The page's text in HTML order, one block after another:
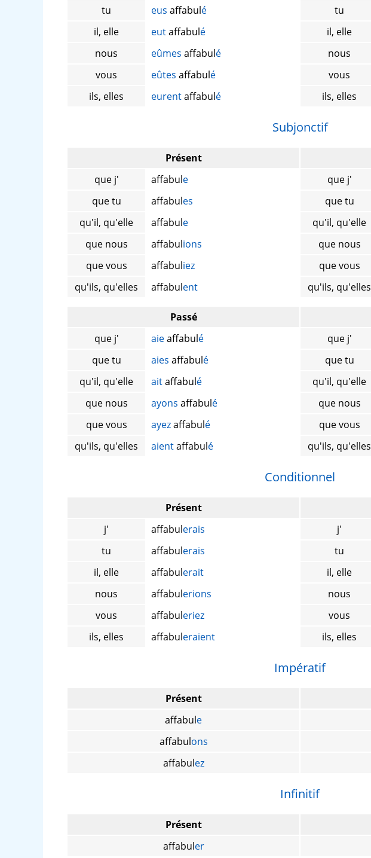
tu
eus affabulé
il, elle
eutaffabulé
nous
eûmes affabulé
vous
eûtes affabulé
ils, elles
eurentaffabulé
tu
il, elle
nous
vous
ils, elles
Subjonctif
Présent
que j'
affabule
que tu
affabules
qu'il, qu'elle
affabule
que nous
affabulions
que vous
affabuliez
qu'ils, qu'elles
affabulent
que j'
que tu
qu'il, qu'elle
que nous
que vous
qu'ils, qu'elles
Passé
que j'
aieaffabulé
que tu
aies affabulé
qu'il, qu'elle
aitaffabulé
que nous
ayons affabulé
que vous
ayezaffabulé
qu'ils, qu'elles
aientaffabulé
que j'
que tu
qu'il, qu'elle
que nous
que vous
qu'ils, qu'elles
Conditionnel
Présent
j'
affabulerais
tu
affabulerais
il, elle
affabulerait
nous
affabulerions
vous
affabuleriez
ils, elles
affabuleraient
j'
tu
il, elle
nous
vous
ils, elles
Impératif
Présent
affabule
affabulons
affabulez
Infinitif
Présent
affabuler